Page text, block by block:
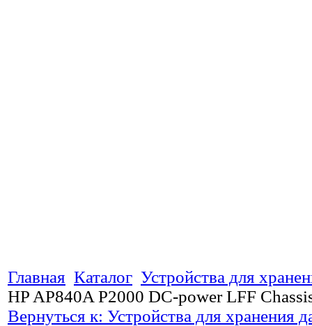
Главная Каталог Устройства для
HP AP840A P2000 DC-power LFF
Вернуться к: Устройства для хранения